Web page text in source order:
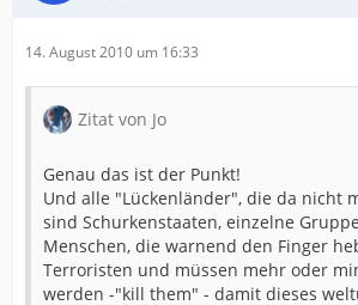
14. August 2010 um 16:33
Zitat von Jo
Genau das ist der Punkt!
Und alle "Lückenländer", die da nicht
sind Schurkenstaaten, einzelne
Menschen, die warnend den Finger
Terroristen und müssen mehr oder
werden -"kill them" - damit dieses